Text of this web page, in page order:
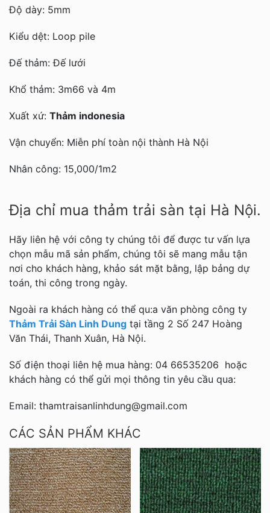
Độ dày: 5mm
Kiểu dệt: Loop pile
Đế thảm: Đế lưới
Khổ thảm: 3m66 và 4m
Xuất xứ: Thảm indonesia
Vận chuyển: Miễn phí toàn nội thành Hà Nội
Nhân công: 15,000/1m2
Địa chỉ mua thảm trải sàn tại Hà Nội.
Hãy liên hệ với công ty chúng tôi để được tư vấn lựa
chọn mẫu mã sản phẩm, chúng tôi sẽ mang mẫu tận
nơi cho khách hàng, khảo sát mặt bằng, lập bảng dự
toán, thi công trong ngày.
Ngoài ra khách hàng có thể qu:a văn phòng công ty
Thảm Trải Sàn Linh Dung tại tầng 2 Số 247 Hoàng
Văn Thái, Thanh Xuân, Hà Nội.
Số điện thoại liên hệ mua hàng: 04 66535206 hoặc
khách hàng có thể gửi mọi thông tin yêu cầu qua:
Email: thamtraisanlinhdung@gmail.com
CÁC SẢN PHẨM KHÁC